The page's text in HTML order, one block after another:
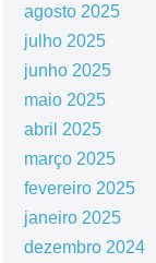
agosto 2025
julho 2025
junho 2025
maio 2025
abril 2025
março 2025
fevereiro 2025
janeiro 2025
dezembro 2024